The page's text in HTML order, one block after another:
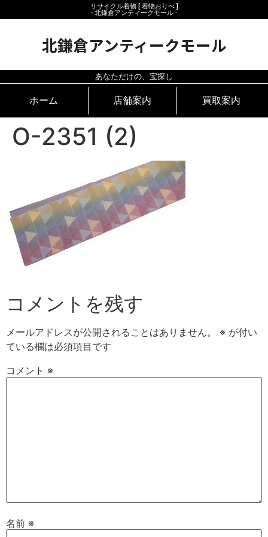
リサイクル着物 [ 着物おりべ ]
- 北鎌倉アンティークモール ‐
北鎌倉アンティークモール
あなただけの、宝探し
ホーム 店舗案内 買取案内
O-2351 (2)
コメントを残す
メールアドレスが公開されることはありません。 ※ が付い
ている欄は必須項目です
コメント ※
名前 ※